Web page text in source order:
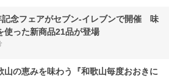
記念フェアがセブン-イレブンで開催 味
使った新商品21品が登場
山の恵みを味わう『和歌山毎度おおきに